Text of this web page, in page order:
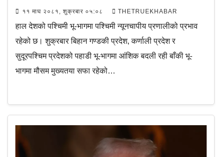
११ माघ २०८१, शुक्रबार ०५:०८ THETRUEKHABAR
हाल देशको पश्चिमी भू-भागमा पश्चिमी न्यूनचापीय प्रणालीको प्रभाव
रहेको छ। शुक्रबार बिहान गण्डकी प्रदेश, कर्णाली प्रदेश र
सुदूरपश्चिम प्रदेशको पहाडी भू-भागमा आंशिक बदली रही बाँकी भू-
भागमा मौसम मुख्यतया सफा रहेको…